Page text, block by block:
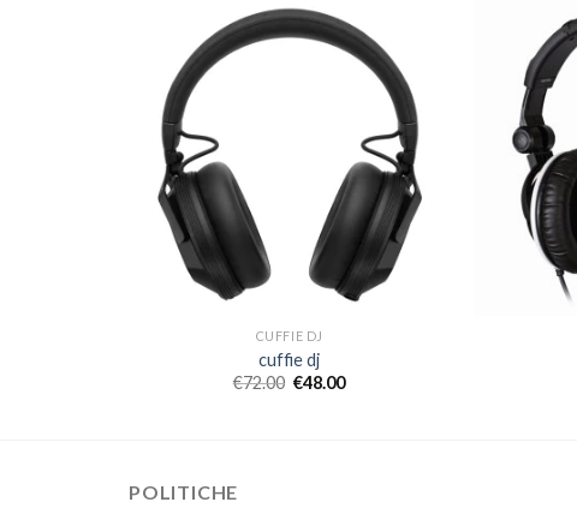
CUFFIE DJ
cuffie dj
€72.00 €48.00
POLITICHE